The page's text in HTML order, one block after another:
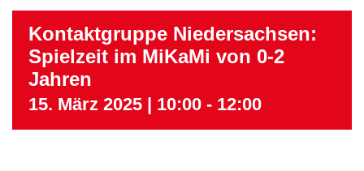
Kontaktgruppe Niedersachsen:
Spielzeit im MiKaMi von 0-2
Jahren
15. März 2025 | 10:00 - 12:00